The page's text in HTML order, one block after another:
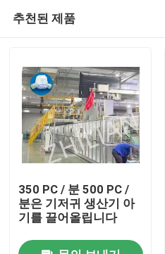
추천된 제품
350 PC / 분 500 PC /
분은 기저귀 생산기 아
기를 끌어올립니다